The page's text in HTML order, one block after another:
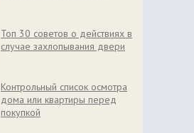
Топ 30 советов о действиях в
случае захлопывания двери
Контрольный список осмотра
дома или квартиры перед
покупкой